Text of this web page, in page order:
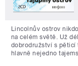
Lincolnův ostrov
na celém světě. Už
dobrodružství s pěticí
hlavně nejedno